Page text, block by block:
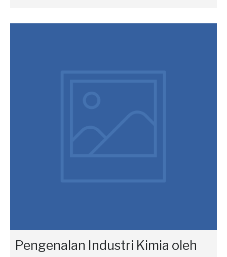
Pengenalan Industri Kimia oleh